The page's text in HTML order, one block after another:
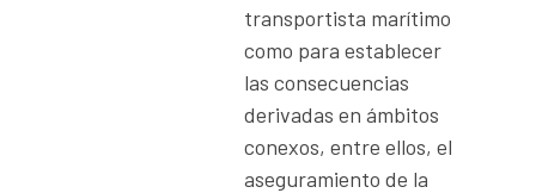
transportista marítimo
como para establecer
las consecuencias
derivadas en ámbitos
conexos, entre ellos, el
aseguramiento de la